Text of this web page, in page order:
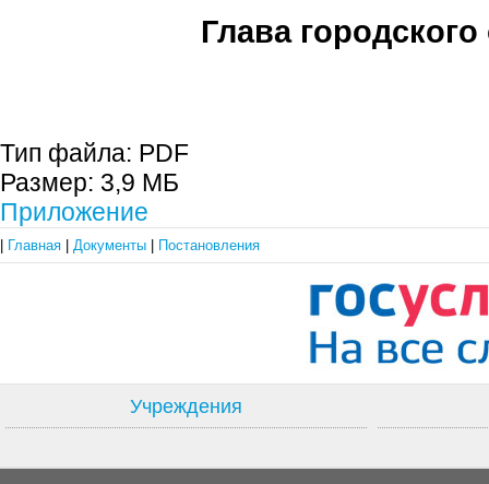
Глава городского
Тип файла: PDF
Размер: 3,9 МБ
Приложение
Главная Документы Постановления
Учреждения